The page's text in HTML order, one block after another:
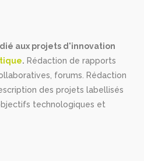
aux projets d'innovation
. Rédaction de rapports
forums. Rédaction
des projets labellisés
technologiques et